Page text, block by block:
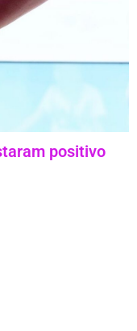
positivo